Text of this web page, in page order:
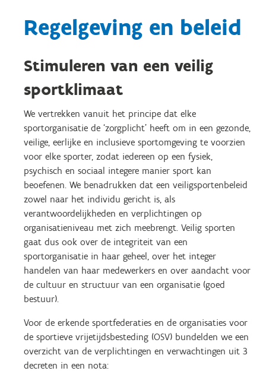
Regelgeving en beleid
Stimuleren van een veilig
sportklimaat
We vertrekken vanuit het principe dat elke
sportorganisatie de ‘zorgplicht’ heeft om in een gezonde,
veilige, eerlijke en inclusieve sportomgeving te voorzien
voor elke sporter, zodat iedereen op een fysiek,
psychisch en sociaal integere manier sport kan
beoefenen. We benadrukken dat een veiligsportenbeleid
zowel naar het individu gericht is, als
verantwoordelijkheden en verplichtingen op
organisatieniveau met zich meebrengt. Veilig sporten
gaat dus ook over de integriteit van een
sportorganisatie in haar geheel, over het integer
handelen van haar medewerkers en over aandacht voor
de cultuur en structuur van een organisatie (goed
bestuur).
Voor de erkende sportfederaties en de organisaties voor
de sportieve vrijetijdsbesteding (OSV) bundelden we een
overzicht van de verplichtingen en verwachtingen uit 3
decreten in een nota: